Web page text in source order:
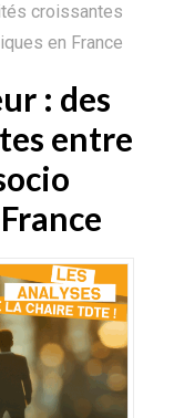
croissantes
en France
: des
entre